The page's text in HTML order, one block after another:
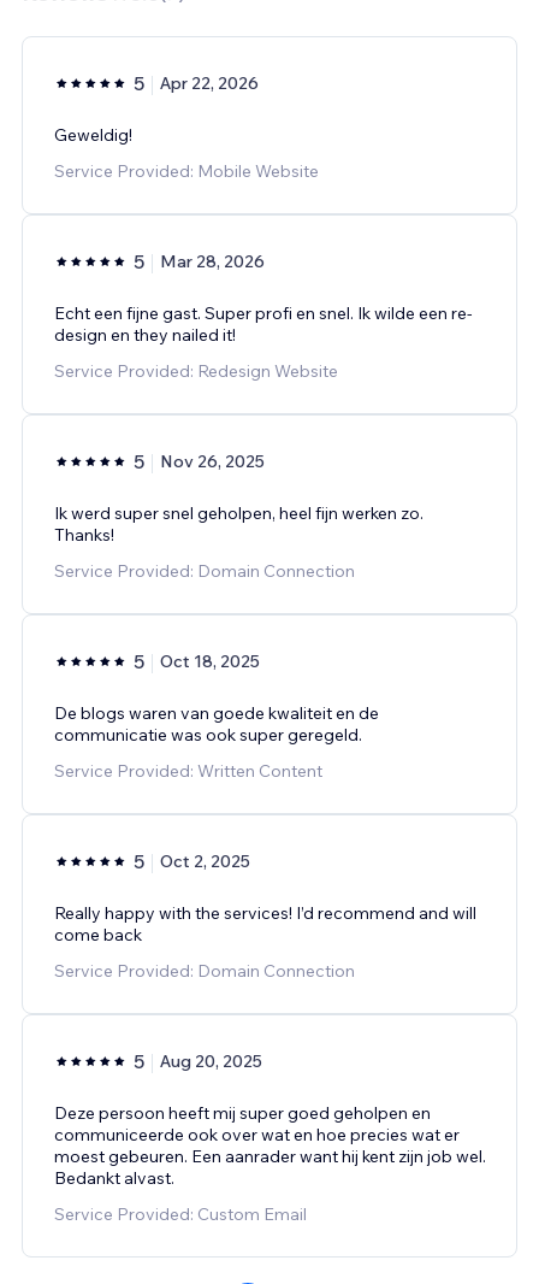
5 Apr 22, 2026
Geweldig!
Service Provided: Mobile Website
5 Mar 28, 2026
Echt een fijne gast. Super profi en snel. Ik wilde een re-
design en they nailed it!
Service Provided: Redesign Website
5 Nov 26, 2025
Ik werd super snel geholpen, heel fijn werken zo.
Thanks!
Service Provided: Domain Connection
5 Oct 18, 2025
De blogs waren van goede kwaliteit en de
communicatie was ook super geregeld.
Service Provided: Written Content
5 Oct 2, 2025
Really happy with the services! I’d recommend and will
come back
Service Provided: Domain Connection
5 Aug 20, 2025
Deze persoon heeft mij super goed geholpen en
communiceerde ook over wat en hoe precies wat er
moest gebeuren. Een aanrader want hij kent zijn job wel.
Bedankt alvast.
Service Provided: Custom Email